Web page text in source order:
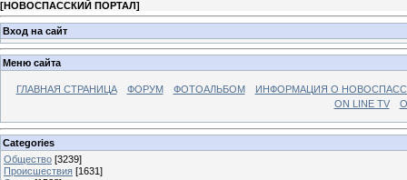
[НОВОСПАССКИЙ ПОРТАЛ]
Вход на сайт
Меню сайта
ГЛАВНАЯ СТРАНИЦА ФОРУМ ФОТОАЛЬБОМ
ИНФОРМАЦИЯ О
ON LINE TV
Categories
Общество [3239]
Происшествия [1631]